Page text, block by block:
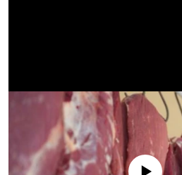
No media source